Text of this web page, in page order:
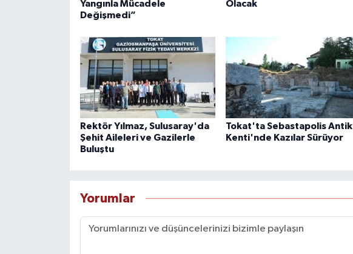
Yangınla Mücadele
Değişmedi”
Olacak
Rektör Yılmaz, Sulusaray'da
Şehit Aileleri ve Gazilerle
Buluştu
Tokat'ta Sebastapolis Antik
Kenti'nde Kazılar Sürüyor
Yorumlar